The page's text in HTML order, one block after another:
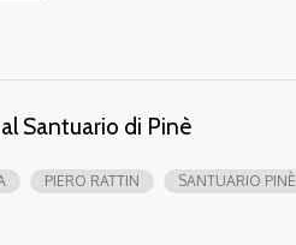
Santuario di Pinè
PIERO RATTIN SANTUARIO PINÈ